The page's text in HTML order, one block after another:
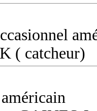
( catcheur)